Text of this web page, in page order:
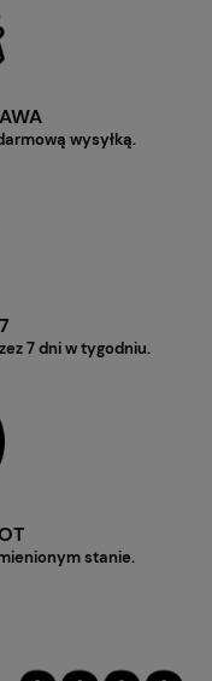
wysyłką.
7 dni w tygodniu.
stanie.